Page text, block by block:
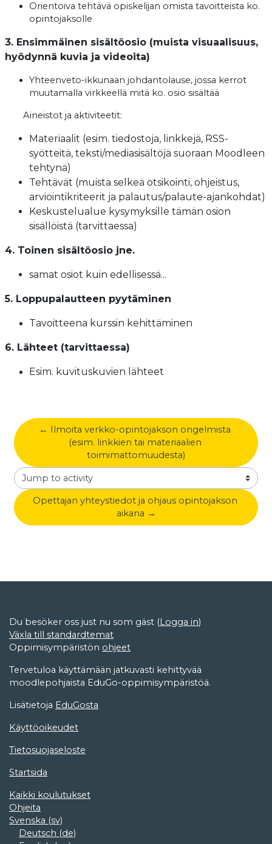
Orientoiva tehtävä opiskelijan omista tavoitteista ko.
opintojaksolle
3. Ensimmäinen sisältöosio (muista visuaalisuus,
hyödynnä kuvia ja videoita)
Yhteenveto-ikkunaan johdantolause, jossa kerrot
muutamalla virkkeellä mitä ko. osio sisältää
Aineistot ja aktiviteetit:
Materiaalit (esim. tiedostoja, linkkejä, RSS-
syötteitä, teksti/mediasisältöjä suoraan Moodleen
tehtynä)
Tehtävät (muista selkeä otsikointi, ohjeistus,
arviointikriteerit ja palautus/palaute-ajankohdat)
Keskustelualue kysymyksille tämän osion
sisällöistä (tarvittaessa)
4. Toinen sisältöosio jne.
samat osiot kuin edellisessä...
5. Loppupalautteen pyytäminen
Tavoitteena kurssin kehittäminen
6. Lähteet (tarvittaessa)
Esim. kuvituskuvien lähteet
← Ilmoita verkko-opintojakson ongelmista
(esim. linkkien tai materiaalien
toimimattomuudesta)
Jump to activity
Opettajan yhteystiedot ja ohjaus opintojakson
aikana →
Du besöker oss just nu som gäst (Logga in)
Växla till standardtemat
Oppimisympäristön ohjeet
Tervetuloa käyttämään jatkuvasti kehittyvää
moodlepohjaista EduGo-oppimisympäristöä.
Lisätietoja EduGosta
Käyttöoikeudet
Tietosuojaseloste
Startsida
Kaikki koulutukset
Ohjeita
Svenska ‎(sv)‎
Deutsch ‎(de)‎